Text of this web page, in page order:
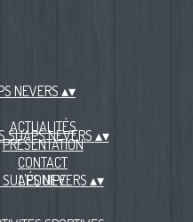
NEVERS ▴▾
ACTUALITÉS
PRÉSENTATION
CONTACT
L'ÉQUIPE
SUAPS NEVERS▴▾
NEVERS ▴▾